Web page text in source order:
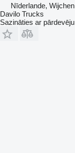
Nīderlande, Wijchen
Davilo Trucks
Sazināties ar pārdevēju